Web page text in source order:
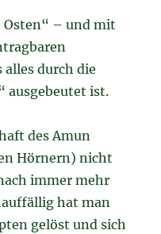
Osten“ – und mit
durch die
ausgebeutet ist.
des Amun
Hörnern) nicht
immer mehr
hat man
gelöst und sich